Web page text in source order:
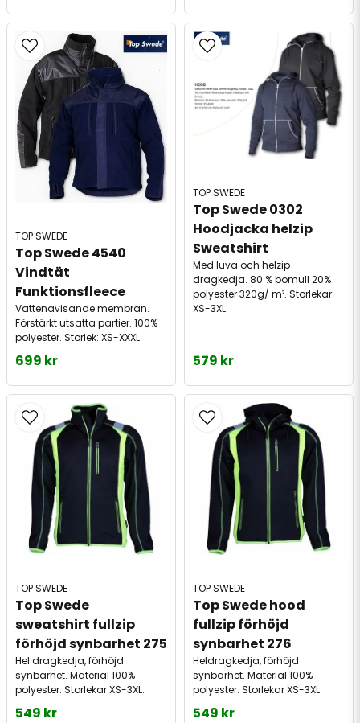
TOP SWEDE
Top Swede 4540
Vindtät
Funktionsfleece
Vattenavisande membran.
Förstärkt utsatta partier. 100%
polyester. Storlek: XS-XXXL
699 kr
TOP SWEDE
Top Swede 0302
Hoodjacka helzip
Sweatshirt
Med luva och helzip
dragkedja. 80 % bomull 20%
polyester 320g/ m². Storlekar:
XS-3XL
579 kr
TOP SWEDE
Top Swede
sweatshirt fullzip
förhöjd synbarhet 275
Hel dragkedja, förhöjd
synbarhet. Material 100%
polyester. Storlekar XS-3XL.
549 kr
TOP SWEDE
Top Swede hood
fullzip förhöjd
synbarhet 276
Heldragkedja, förhöjd
synbarhet. Material 100%
polyester. Storlekar XS-3XL.
549 kr